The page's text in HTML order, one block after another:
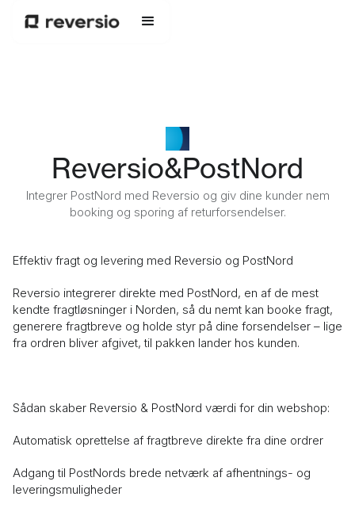
Reversio&PostNord
Integrer PostNord med Reversio og giv dine kunder nem
booking og sporing af returforsendelser.
Effektiv fragt og levering med Reversio og PostNord
Reversio integrerer direkte med PostNord, en af de mest
kendte fragtløsninger i Norden, så du nemt kan booke fragt,
generere fragtbreve og holde styr på dine forsendelser – lige
fra ordren bliver afgivet, til pakken lander hos kunden.
Sådan skaber Reversio & PostNord værdi for din webshop:
Automatisk oprettelse af fragtbreve direkte fra dine ordrer
Adgang til PostNords brede netværk af afhentnings- og
leveringsmuligheder